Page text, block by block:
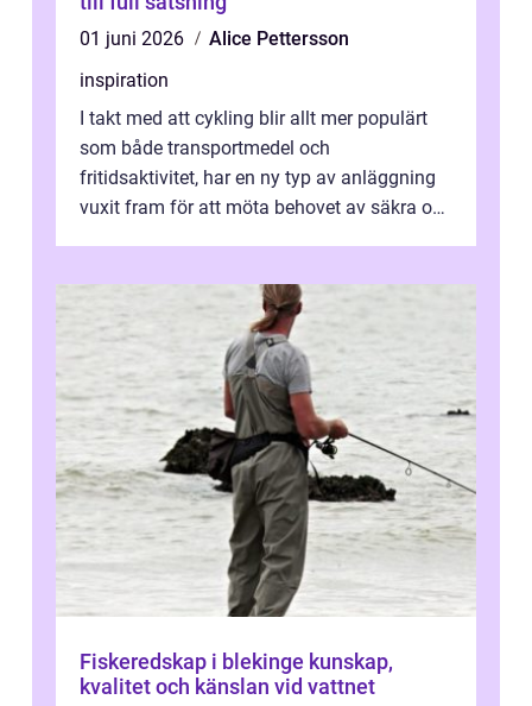
01 juni 2026
Alice Pettersson
inspiration
I takt med att cykling blir allt mer populärt
som både transportmedel och
fritidsaktivitet, har en ny typ av anläggning
vuxit fram för att möta behovet av säkra och
Fiskeredskap i blekinge kunskap,
kvalitet och känslan vid vattnet